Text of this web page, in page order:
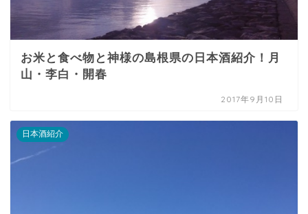
お米と食べ物と神様の島根県の日本酒紹介！月
山・李白・開春
2017年9月10日
日本酒紹介